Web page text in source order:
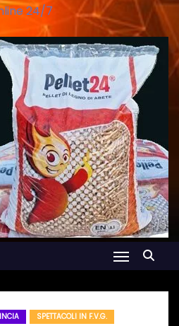
24/7
SPETTACOLI IN F.V.G.